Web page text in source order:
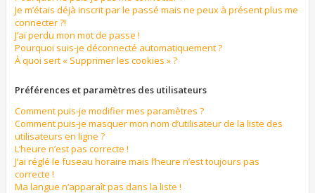
Je m’étais déjà inscrit par le passé mais ne peux à présent plus me
connecter ?!
J’ai perdu mon mot de passe !
Pourquoi suis-je déconnecté automatiquement ?
À quoi sert « Supprimer les cookies » ?
Préférences et paramètres des utilisateurs
Comment puis-je modifier mes paramètres ?
Comment puis-je masquer mon nom d’utilisateur de la liste des
utilisateurs en ligne ?
L’heure n’est pas correcte !
J’ai réglé le fuseau horaire mais l’heure n’est toujours pas
correcte !
Ma langue n’apparaît pas dans la liste !